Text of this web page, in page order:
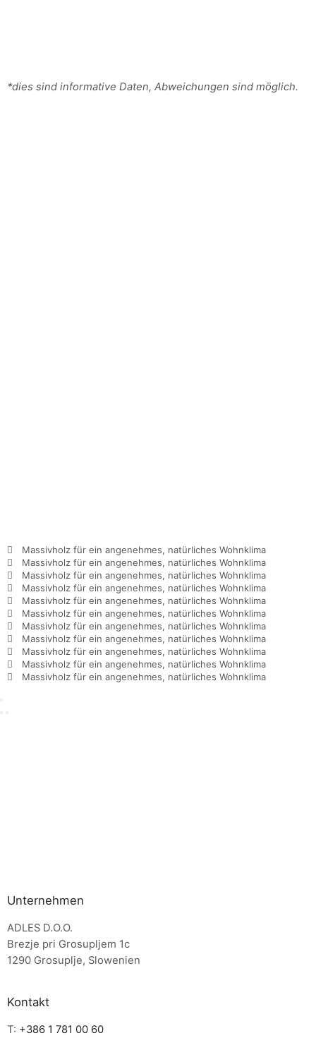
*dies sind informative Daten, Abweichungen sind möglich.
Massivholz für ein angenehmes, natürliches Wohnklima
Massivholz für ein angenehmes, natürliches Wohnklima
Massivholz für ein angenehmes, natürliches Wohnklima
Massivholz für ein angenehmes, natürliches Wohnklima
Massivholz für ein angenehmes, natürliches Wohnklima
Massivholz für ein angenehmes, natürliches Wohnklima
Massivholz für ein angenehmes, natürliches Wohnklima
Massivholz für ein angenehmes, natürliches Wohnklima
Massivholz für ein angenehmes, natürliches Wohnklima
Massivholz für ein angenehmes, natürliches Wohnklima
Massivholz für ein angenehmes, natürliches Wohnklima
Unternehmen
ADLES D.O.O.
Brezje pri Grosupljem 1c
1290 Grosuplje, Slowenien
Kontakt
T: +386 1 781 00 60